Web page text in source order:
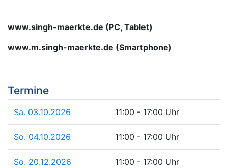
www.singh-maerkte.de (PC, Tablet)
www.m.singh-maerkte.de (Smartphone)
Termine
Sa. 03.10.2026 11:00 - 17:00 Uhr
So. 04.10.2026 11:00 - 17:00 Uhr
So. 20.12.2026 11:00 - 17:00 Uhr